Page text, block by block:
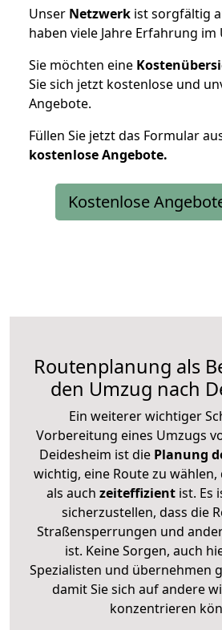
Unser Netzwerk ist sorgfältig
haben viele Jahre Erfahrung
Sie möchten eine
Sie sich jetzt kostenlose und
Angebote.
Füllen Sie jetzt das Formular
kostenloseAngebote.
Kostenlose
Routenplanung als
den Umzug nach
Ein weiterer wichtiger
Vorbereitung eines Umzugs
Deidesheim ist diePlanung
wichtig, eine Route zu
als auch zeiteffizientist. Es
sicherzustellen, dass die
Straßensperrungen und
ist. Keine Sorgen, auch
Spezialisten und übernehmen
damit Sie sich auf andere
konzentrieren